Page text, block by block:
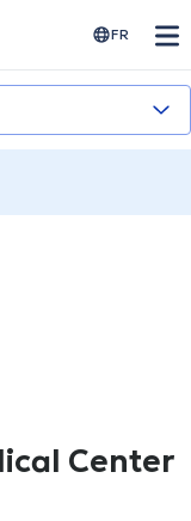
FR
Center